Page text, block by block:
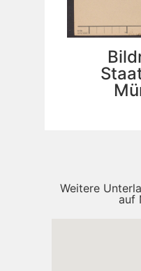
Weitere
auf